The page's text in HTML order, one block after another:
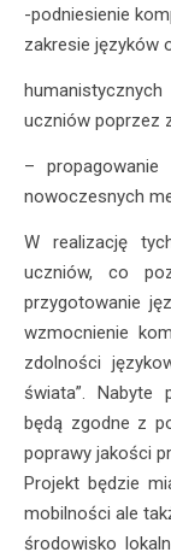
-podniesienie
zakresie języków
uczniów poprzez
– propagowanie
nowoczesnych
W realizację
uczniów, co
przygotowanie
wzmocnienie
zdolności
świata”. Nabyte
będą zgodne z
poprawy jakości
Projekt będzie
mobilności ale
środowisko